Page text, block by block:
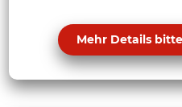
Mehr Details